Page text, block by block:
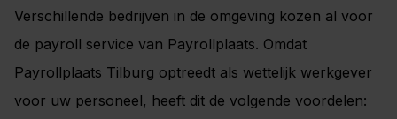
Verschillende bedrijven in de omgeving kozen al voor
de payroll service van Payrollplaats. Omdat
Payrollplaats Tilburg optreedt als wettelijk werkgever
voor uw personeel, heeft dit de volgende voordelen: